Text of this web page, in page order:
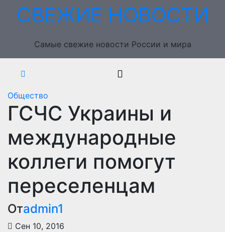
ПерейтиСВЕЖИЕ НОВОСТИ
Самые свежие новости России и мира
Общество
ГСЧС Украины и
международные
коллеги помогут
переселенцам
Отadmin1
Сен 10, 2016